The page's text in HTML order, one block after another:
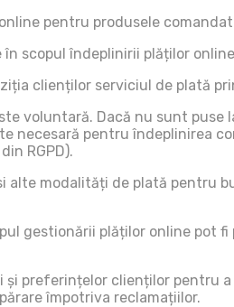
pentru produsele
scopul îndeplinirii plăților
clienților serviciul de plată
voluntară. Dacă nu sunt
necesară pentru îndeplinirea
RGPD).
alte modalități de plată pentru
gestionării plăților online pot
și preferințelor clienților
împotriva reclamațiilor.